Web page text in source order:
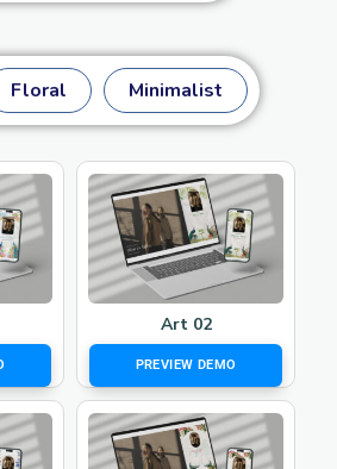
Floral Minimalist
Art 02
PREVIEW DEMO